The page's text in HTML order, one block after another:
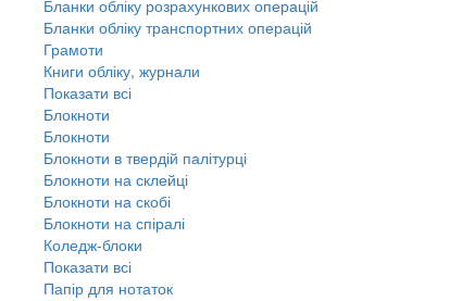
Бланки обліку розрахункових операцій
Бланки обліку транспортних операцій
Грамоти
Книги обліку, журнали
Показати всі
Блокноти
Блокноти
Блокноти в твердій палітурці
Блокноти на склейці
Блокноти на скобі
Блокноти на спіралі
Коледж-блоки
Показати всі
Папір для нотаток